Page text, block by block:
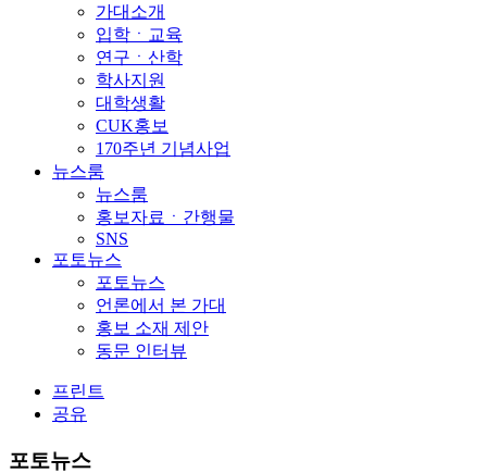
가대소개
입학ㆍ교육
연구ㆍ산학
학사지원
대학생활
CUK홍보
170주년 기념사업
뉴스룸
뉴스룸
홍보자료ㆍ간행물
SNS
포토뉴스
포토뉴스
언론에서 본 가대
홍보 소재 제안
동문 인터뷰
프린트
공유
포토뉴스